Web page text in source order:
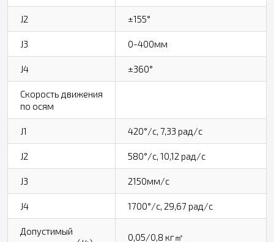
J2 ±155°
J3 0-400мм
J4 ±360°
Скорость движения
по осям
J1 420°/с, 7,33 рад/с
J2 580°/с, 10,12 рад/с
J3 2150мм/с
J4 1700°/с, 29,67 рад/с
Допустимый
0,05/0,8 кг㎡